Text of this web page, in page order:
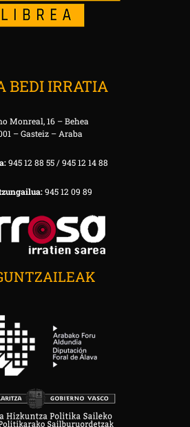
BEDI IRRATIA
Monreal, 16 – Behea
– Gasteiz – Araba
945 12 88 55 / 945 12 14 88
945 12 09 89